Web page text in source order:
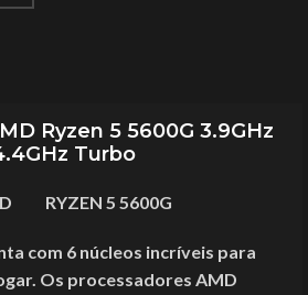
Ryzen 5 5600G 3.9GHz
Turbo
RYZEN 5 5600G
com 6 núcleos incríveis para
Os processadores AMD